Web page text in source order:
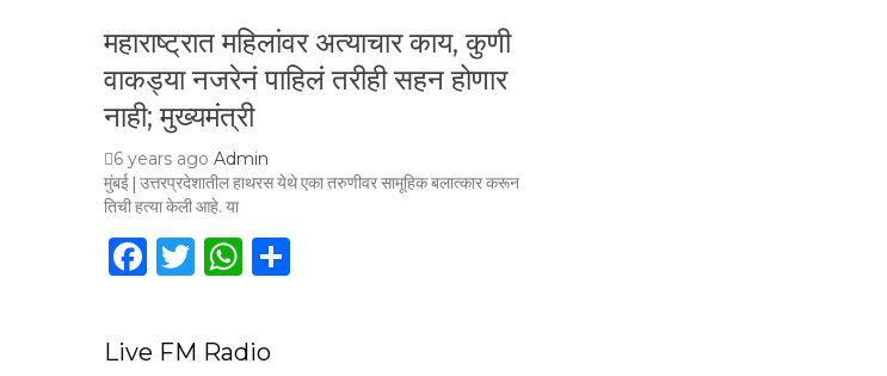
महाराष्ट्रात महिलांवर अत्याचार काय, कुणी
वाकड्या नजरेनं पाहिलं तरीही सहन होणार
नाही; मुख्यमंत्री
6 years ago Admin
मुंबई | उत्तरप्रदेशातील हाथरस येथे एका तरुणीवर सामूहिक बलात्कार करून
तिची हत्या केली आहे. या
Facebook
TwitterWhatsApp
Live FM Radio